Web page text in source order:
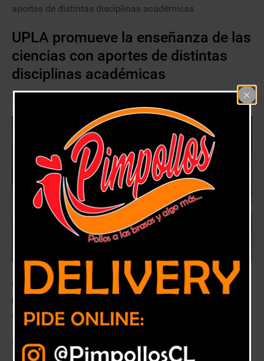
aportes de distintas disciplinas académicas
UPLA promueve la enseñanza de las
ciencias con aportes de distintas
disciplinas académicas
5 agosto, 2020 Actualidad
Facultad de Ciencias Naturales y Exactas organizó ciclo de seminarios
para promover el acercamiento de las comunidades escolares y
universitarias al mundo científico.
Un llamado a comprender la realidad desde una visión integral del
aprendizaje que promueva el trabajo colaborativo de disciplinas para